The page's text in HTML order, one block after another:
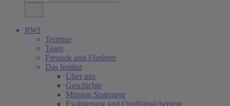
RWI
Termine
Team
Freunde und Förderer
Das Institut
Über uns
Geschichte
Mission Statement
Evaluierung und Qualitätssicherung